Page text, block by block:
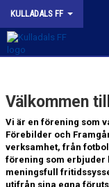
KULLADALS FF
OM KLUBBEN
KONTAKT
INFORMATION MED
Välkommen
Vi är en förening som
Förebilder och
verksamhet, från
förening som erbjuder
meningsfull
utifrån sina egna